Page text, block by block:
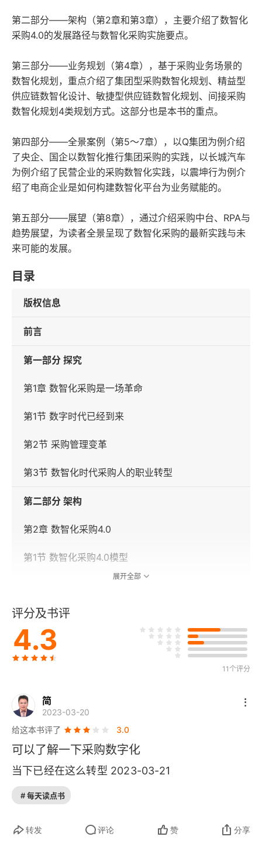
第二部分——架构（第2章和第3章），主要介绍了数智化
采购4.0的发展路径与数智化采购实施要点。
第三部分——业务规划（第4章），基于采购业务场景的
数智化规划，重点介绍了集团型采购数智化规划、精益型
供应链数智化设计、敏捷型供应链数智化规划、间接采购
数智化规划4类规划方式。这部分也是本书的重点。
第四部分——全景案例（第5～7章），以Q集团为例介绍
了央企、国企以数智化推行集团采购的实践，以长城汽车
为例介绍了民营企业的采购数智化实践，以震坤行为例介
绍了电商企业是如何构建数智化平台为业务赋能的。
第五部分——展望（第8章），通过介绍采购中台、RPA与
趋势展望，为读者全景呈现了数智化采购的最新实践与未
来可能的发展。
目录
版权信息
前言
第一部分 探究
第1章 数智化采购是一场革命
第1节 数字时代已经到来
第2节 采购管理变革
第3节 数智化时代采购人的职业转型
第二部分 架构
第2章 数智化采购4.0
第1节 数智化采购4.0模型
第3章 企业如何实施数智化采购
第1节 数智化采购实施的8个步骤
第三部分 业务规划
第4章 基于采购业务场景的整体规划
第1节 集团型采购业务场景解决方案
展开全部
评分及书评
4.3
11个评分
简
2023-03-20
给这本书评了
3.0
可以了解一下采购数字化
当下已经在这么转型 2023-03-21
# 每天读点书
转发 评论 赞 分享